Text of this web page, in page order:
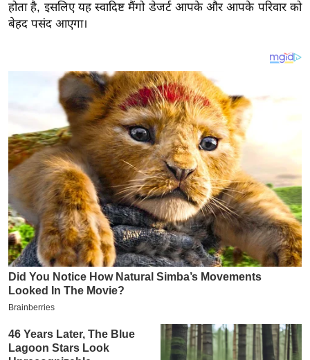
ष
ज्ञ
खे
ल
क्रि
के
ट
I
P
L
2
0
2
6
होता है, इसलिए यह स्वादिष्ट मैंगो डेजर्ट आपके और आपके परिवार को
बेहद पसंद आएगा।